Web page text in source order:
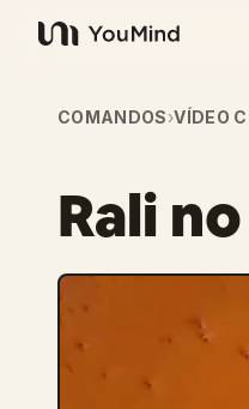
YouMind
COMANDOS›VÍDEO
Rali